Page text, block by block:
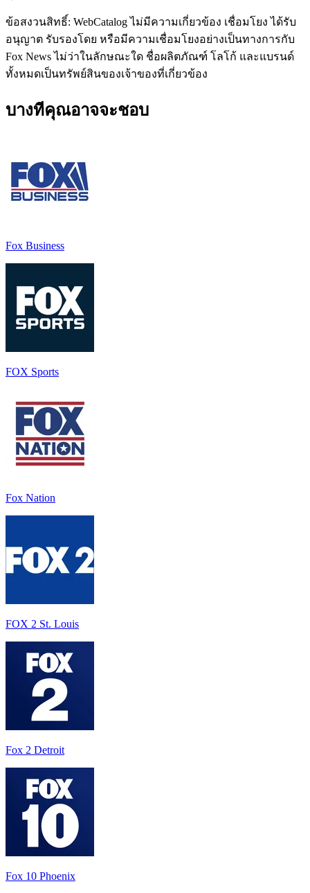
ข้อสงวนสิทธิ์: WebCatalog ไม่มีความเกี่ยวข้อง เชื่อมโยง ได้รับ
อนุญาต รับรองโดย หรือมีความเชื่อมโยงอย่างเป็นทางการกับ
Fox News ไม่ว่าในลักษณะใด ชื่อผลิตภัณฑ์ โลโก้ และแบรนด์
ทั้งหมดเป็นทรัพย์สินของเจ้าของที่เกี่ยวข้อง
บางทีคุณอาจจะชอบ
Fox Business
FOX Sports
Fox Nation
FOX 2 St. Louis
Fox 2 Detroit
Fox 10 Phoenix